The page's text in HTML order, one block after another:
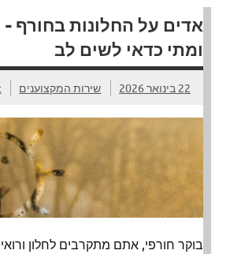
אדים על החלונות בחורף
ומתי כדאי לשים לב
22 בינואר 2026 שירות המקצוענים
בוקר חורפי, אתם מתקרבים לחלון